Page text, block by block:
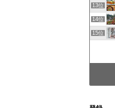
13位
14位
15位